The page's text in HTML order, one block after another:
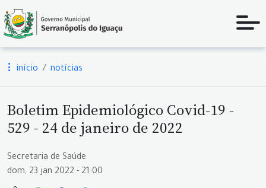
início notícias
Boletim Epidemiológico Covid-19 -
529 - 24 de janeiro de 2022
Secretaria de Saúde
dom, 23 jan 2022 - 21:00